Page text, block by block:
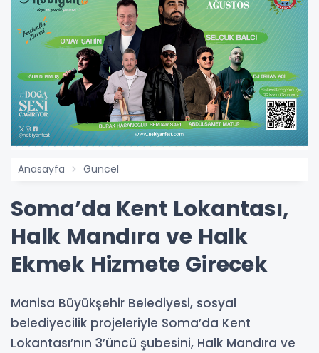
Anasayfa Güncel
Soma’da Kent Lokantası,
Halk Mandıra ve Halk
Ekmek Hizmete Girecek
Manisa Büyükşehir Belediyesi, sosyal
belediyecilik projeleriyle Soma’da Kent
Lokantası’nın 3’üncü şubesini, Halk Mandıra ve